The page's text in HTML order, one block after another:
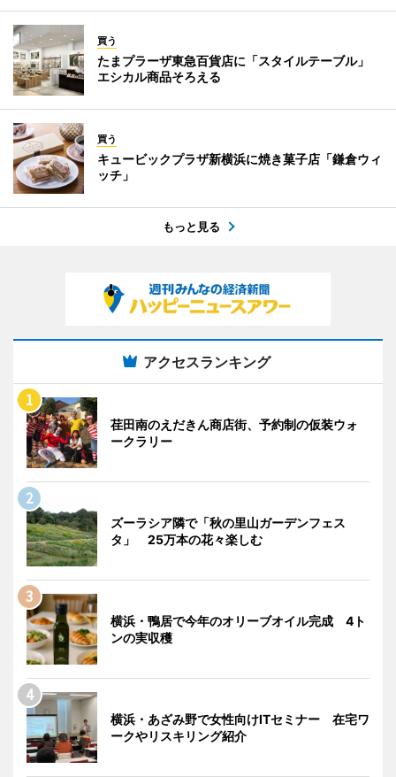
買う
たまプラーザ東急百貨店に「スタイルテーブル」
エシカル商品そろえる
買う
キュービックプラザ新横浜に焼き菓子店「鎌倉ウィ
ッチ」
もっと見る
アクセスランキング
荏田南のえだきん商店街、予約制の仮装ウォ
ークラリー
ズーラシア隣で「秋の里山ガーデンフェス
タ」 25万本の花々楽しむ
横浜・鴨居で今年のオリーブオイル完成 4ト
ンの実収穫
横浜・あざみ野で女性向けITセミナー 在宅ワ
ークやリスキリング紹介